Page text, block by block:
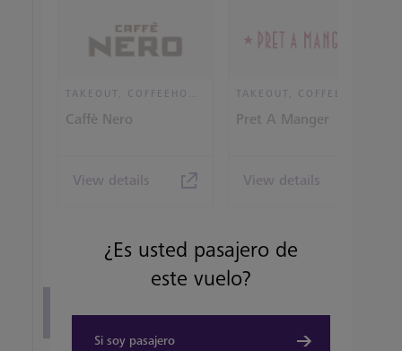
TAKEOUT, COFFEEHOUSE AND CAFÉ
Caffè Nero
View details
Pret A Manger
View details
View all terminal 5 Restaurants
¿Es usted pasajero de
este vuelo?
Si soy pasajero